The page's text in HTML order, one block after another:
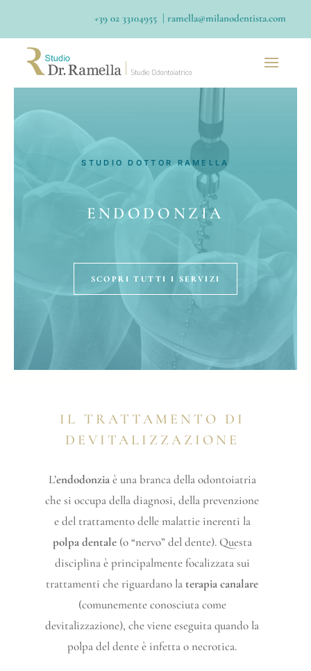
+39 02 33104955 ramella@milanodentista.com
STUDIO DOTTOR RAMELLA
ENDODONZIA
SCOPRI TUTTI I SERVIZI
IL TRATTAMENTO DI
DEVITALIZZAZIONE
L’endodonziaè una branca della odontoiatria
che si occupa della diagnosi, della prevenzione
e del trattamento delle malattie inerenti la
polpa dentale(o “nervo” del dente). Questa
disciplina è principalmente focalizzata sui
trattamenti che riguardano laterapia canalare
(comunemente conosciuta come
devitalizzazione), che viene eseguita quando la
polpa del dente è infetta o necrotica.